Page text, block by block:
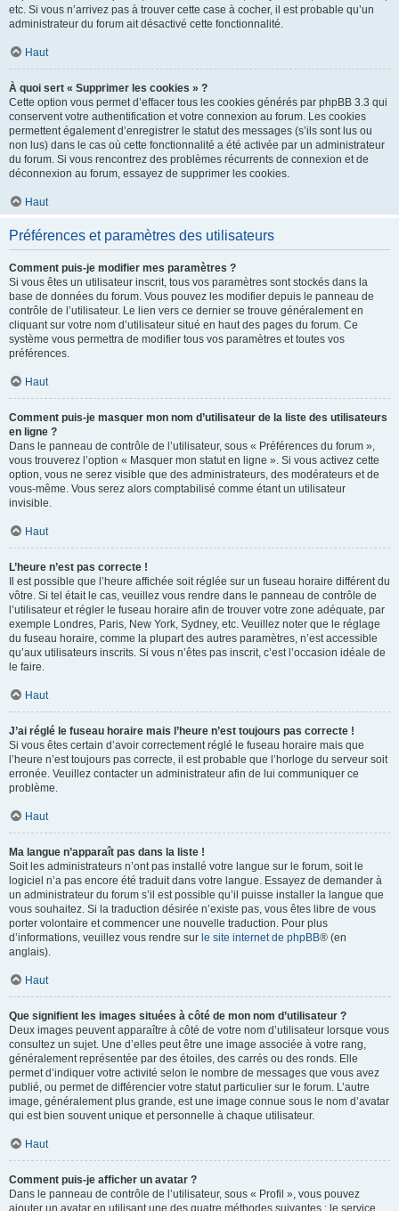
etc. Si vous n’arrivez pas à trouver cette case à cocher, il est probable qu’un
administrateur du forum ait désactivé cette fonctionnalité.
Haut
À quoi sert « Supprimer les cookies » ?
Cette option vous permet d’effacer tous les cookies générés par phpBB 3.3 qui
conservent votre authentification et votre connexion au forum. Les cookies
permettent également d’enregistrer le statut des messages (s’ils sont lus ou
non lus) dans le cas où cette fonctionnalité a été activée par un administrateur
du forum. Si vous rencontrez des problèmes récurrents de connexion et de
déconnexion au forum, essayez de supprimer les cookies.
Haut
Préférences et paramètres des utilisateurs
Comment puis-je modifier mes paramètres ?
Si vous êtes un utilisateur inscrit, tous vos paramètres sont stockés dans la
base de données du forum. Vous pouvez les modifier depuis le panneau de
contrôle de l’utilisateur. Le lien vers ce dernier se trouve généralement en
cliquant sur votre nom d’utilisateur situé en haut des pages du forum. Ce
système vous permettra de modifier tous vos paramètres et toutes vos
préférences.
Haut
Comment puis-je masquer mon nom d’utilisateur de la liste des utilisateurs
en ligne ?
Dans le panneau de contrôle de l’utilisateur, sous « Préférences du forum »,
vous trouverez l’option « Masquer mon statut en ligne ». Si vous activez cette
option, vous ne serez visible que des administrateurs, des modérateurs et de
vous-même. Vous serez alors comptabilisé comme étant un utilisateur
invisible.
Haut
L’heure n’est pas correcte !
Il est possible que l’heure affichée soit réglée sur un fuseau horaire différent du
vôtre. Si tel était le cas, veuillez vous rendre dans le panneau de contrôle de
l’utilisateur et régler le fuseau horaire afin de trouver votre zone adéquate, par
exemple Londres, Paris, New York, Sydney, etc. Veuillez noter que le réglage
du fuseau horaire, comme la plupart des autres paramètres, n’est accessible
qu’aux utilisateurs inscrits. Si vous n’êtes pas inscrit, c’est l’occasion idéale de
le faire.
Haut
J’ai réglé le fuseau horaire mais l’heure n’est toujours pas correcte !
Si vous êtes certain d’avoir correctement réglé le fuseau horaire mais que
l’heure n’est toujours pas correcte, il est probable que l’horloge du serveur soit
erronée. Veuillez contacter un administrateur afin de lui communiquer ce
problème.
Haut
Ma langue n’apparaît pas dans la liste !
Soit les administrateurs n’ont pas installé votre langue sur le forum, soit le
logiciel n’a pas encore été traduit dans votre langue. Essayez de demander à
un administrateur du forum s’il est possible qu’il puisse installer la langue que
vous souhaitez. Si la traduction désirée n’existe pas, vous êtes libre de vous
porter volontaire et commencer une nouvelle traduction. Pour plus
d’informations, veuillez vous rendre sur le site internet de phpBB® (en
anglais).
Haut
Que signifient les images situées à côté de mon nom d’utilisateur ?
Deux images peuvent apparaître à côté de votre nom d’utilisateur lorsque vous
consultez un sujet. Une d’elles peut être une image associée à votre rang,
généralement représentée par des étoiles, des carrés ou des ronds. Elle
permet d’indiquer votre activité selon le nombre de messages que vous avez
publié, ou permet de différencier votre statut particulier sur le forum. L’autre
image, généralement plus grande, est une image connue sous le nom d’avatar
qui est bien souvent unique et personnelle à chaque utilisateur.
Haut
Comment puis-je afficher un avatar ?
Dans le panneau de contrôle de l’utilisateur, sous « Profil », vous pouvez
ajouter un avatar en utilisant une des quatre méthodes suivantes : le service